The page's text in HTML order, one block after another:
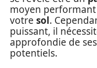
moyen
votre sol.
puissant, il
approfondie de
potentiels.